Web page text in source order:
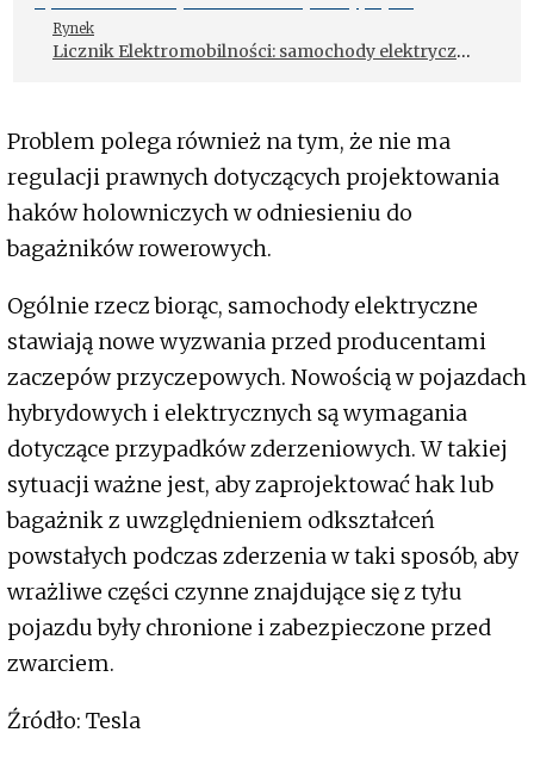
Rynek
Licznik Elektromobilności: samochody elektryczne
Problem polega również na tym, że nie ma
regulacji prawnych dotyczących projektowania
haków holowniczych w odniesieniu do
bagażników rowerowych.
Ogólnie rzecz biorąc, samochody elektryczne
stawiają nowe wyzwania przed producentami
zaczepów przyczepowych. Nowością w pojazdach
hybrydowych i elektrycznych są wymagania
dotyczące przypadków zderzeniowych. W takiej
sytuacji ważne jest, aby zaprojektować hak lub
bagażnik z uwzględnieniem odkształceń
powstałych podczas zderzenia w taki sposób, aby
wrażliwe części czynne znajdujące się z tyłu
pojazdu były chronione i zabezpieczone przed
zwarciem.
Źródło: Tesla